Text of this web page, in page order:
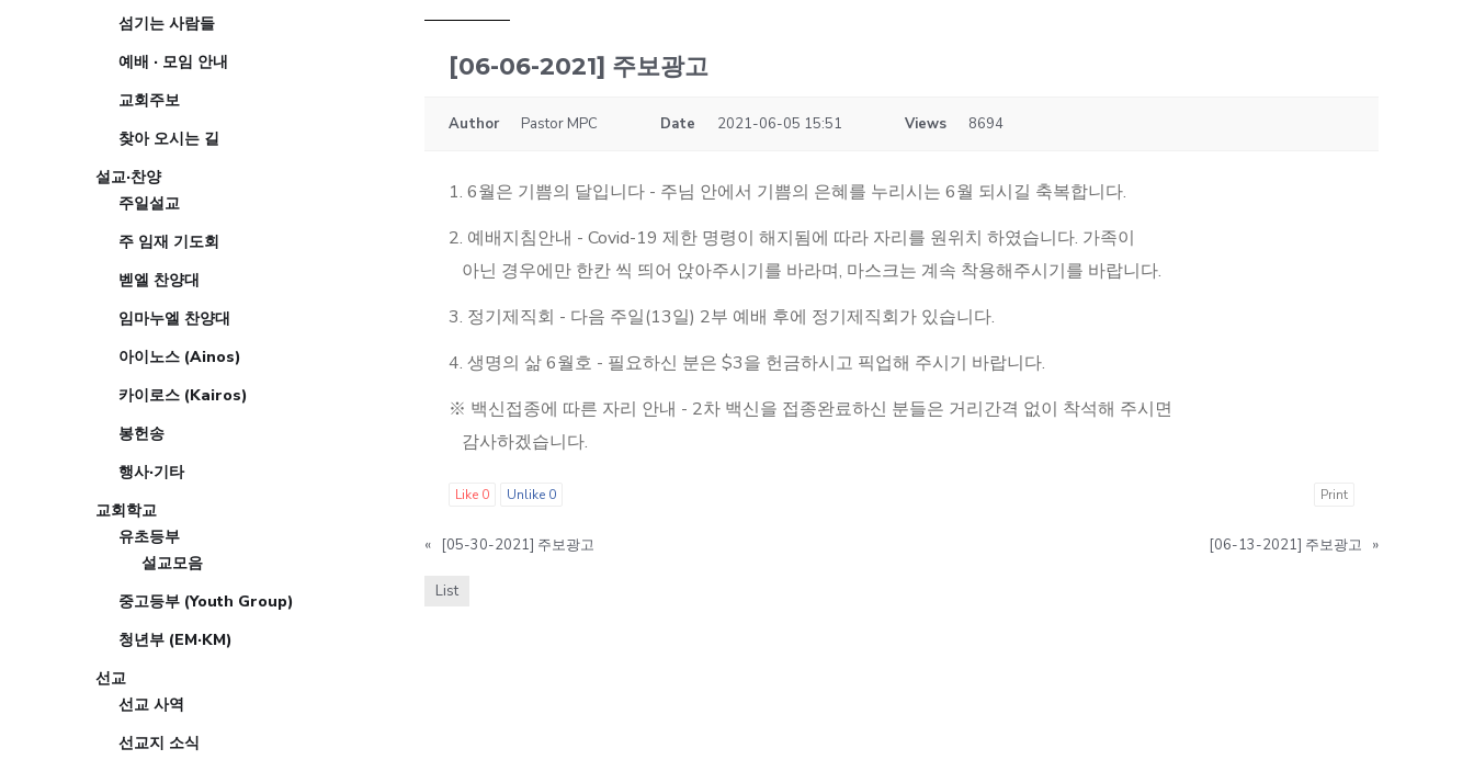
[06-06-2021] 주보광고
Author Pastor MPC Date 2021-06-05 15:51 Views 8694
1. 6월은 기쁨의 달입니다 - 주님 안에서 기쁨의 은혜를 누리시는 6월 되시길 축복합니다.
2. 예배지침안내 - Covid-19 제한 명령이 해지됨에 따라 자리를 원위치 하였습니다. 가족이
아닌 경우에만 한칸 씩 띄어 앉아주시기를 바라며, 마스크는 계속 착용해주시기를 바랍니다.
3. 정기제직회 - 다음 주일(13일) 2부 예배 후에 정기제직회가 있습니다.
4. 생명의 삶 6월호 - 필요하신 분은 $3을 헌금하시고 픽업해 주시기 바랍니다.
※ 백신접종에 따른 자리 안내 - 2차 백신을 접종완료하신 분들은 거리간격 없이 착석해 주시면
감사하겠습니다.
Like 0 Unlike 0 Print
« [05-30-2021] 주보광고 [06-13-2021] 주보광고 »
List
섬기는 사람들
예배 · 모임 안내
교회주보
찾아 오시는 길
설교·찬양
주일설교
주 임재 기도회
벧엘 찬양대
임마누엘 찬양대
아이노스 (Ainos)
카이로스 (Kairos)
봉헌송
행사·기타
교회학교
유초등부
설교모음
중고등부 (Youth Group)
청년부 (EM·KM)
선교
선교 사역
선교지 소식